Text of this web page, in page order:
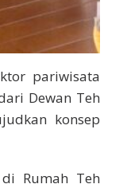
pariwisata
Dewan Teh
konsep
Rumah Teh